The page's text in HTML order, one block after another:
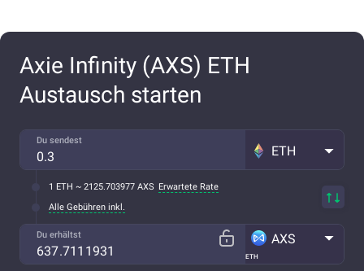
Axie Infinity (AXS) ETH
Austausch starten
Du sendest
ETH
1 ETH ~ 2125.703977 AXS Erwartete Rate
Alle Gebühren inkl.
Du erhältst
ETH
AXS